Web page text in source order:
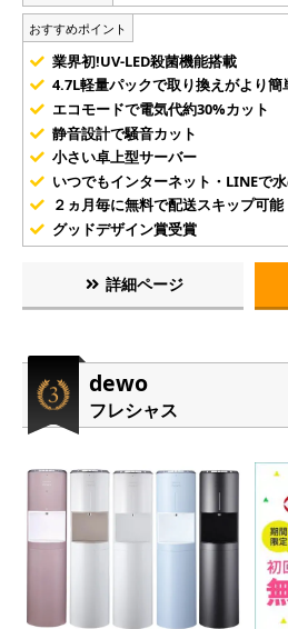
おすすめポイント
業界初!UV-LED殺菌機能搭載
4.7L軽量パックで取り換えがより簡
エコモードで電気代約30%カット
静音設計で騒音カット
小さい卓上型サーバー
いつでもインターネット・LINEで
２ヵ月毎に無料で配送スキップ可能
グッドデザイン賞受賞
詳細ページ
dewo
フレシャス